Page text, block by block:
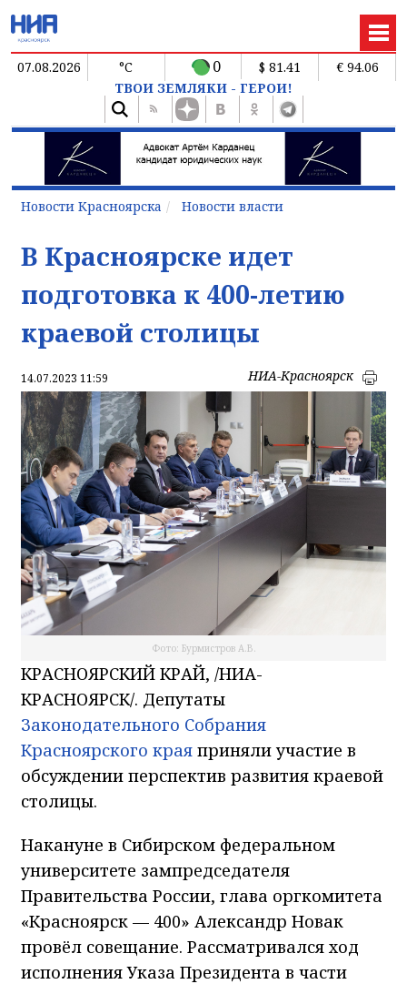
07.08.2026 °C 0 $ 81.41
€ 94.06
ТВОИ ЗЕМЛЯКИ - ГЕРОИ!
Новости Красноярска Новости власти
В Красноярске идет
подготовка к 400-летию
краевой столицы
14.07.2023 11:59 НИА-Красноярск
Фото: Бурмистров А.В.
КРАСНОЯРСКИЙ КРАЙ, /НИА-
КРАСНОЯРСК/. Депутаты
Законодательного Собрания
Красноярского края приняли участие в
обсуждении перспектив развития краевой
столицы.
Накануне в Сибирском федеральном
университете зампредседателя
Правительства России, глава оргкомитета
«Красноярск — 400» Александр Новак
провёл совещание. Рассматривался ход
исполнения Указа Президента в части